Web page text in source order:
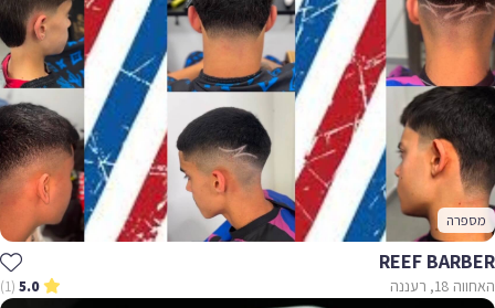
מספרה
REEF BARBER
האחווה 18, רעננה 5.0
(1)